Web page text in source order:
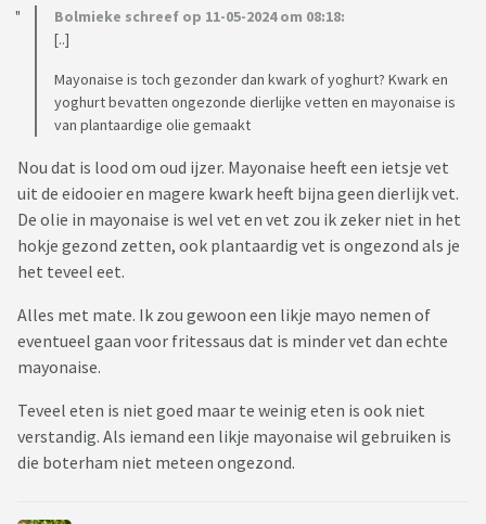
Bolmieke schreef op 11-05-2024 om 08:18:
[..]
Mayonaise is toch gezonder dan kwark of yoghurt? Kwark en
yoghurt bevatten ongezonde dierlijke vetten en mayonaise is
van plantaardige olie gemaakt
Nou dat is lood om oud ijzer. Mayonaise heeft een ietsje vet
uit de eidooier en magere kwark heeft bijna geen dierlijk vet.
De olie in mayonaise is wel vet en vet zou ik zeker niet in het
hokje gezond zetten, ook plantaardig vet is ongezond als je
het teveel eet.
Alles met mate. Ik zou gewoon een likje mayo nemen of
eventueel gaan voor fritessaus dat is minder vet dan echte
mayonaise.
Teveel eten is niet goed maar te weinig eten is ook niet
verstandig. Als iemand een likje mayonaise wil gebruiken is
die boterham niet meteen ongezond.